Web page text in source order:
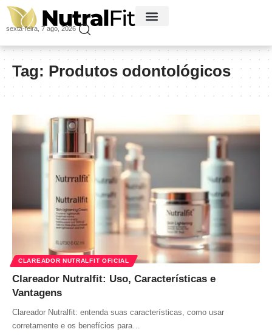
sexta-feira, 7 ago, 2026
Tag: Produtos odontológicos
CLAREADOR NUTRALFIT OFICIAL
Clareador Nutralfit: Uso, Características e
Vantagens
Clareador Nutralfit: entenda suas características, como usar
corretamente e os benefícios para…